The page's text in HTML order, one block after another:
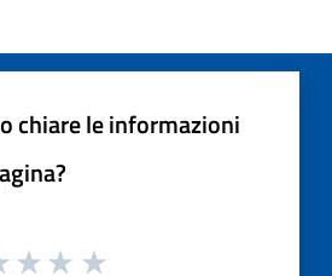
chiare le informazioni